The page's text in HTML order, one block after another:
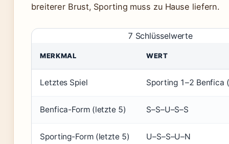
breiterer Brust, Sporting muss zu Hause liefern.
7 Schlüsselwerte
MERKMAL WERT
Letztes Spiel Sporting 1–2 Benfica
Benfica-Form (letzte 5) S–S–U–S–S
Sporting-Form (letzte 5) U–S–S–U–N